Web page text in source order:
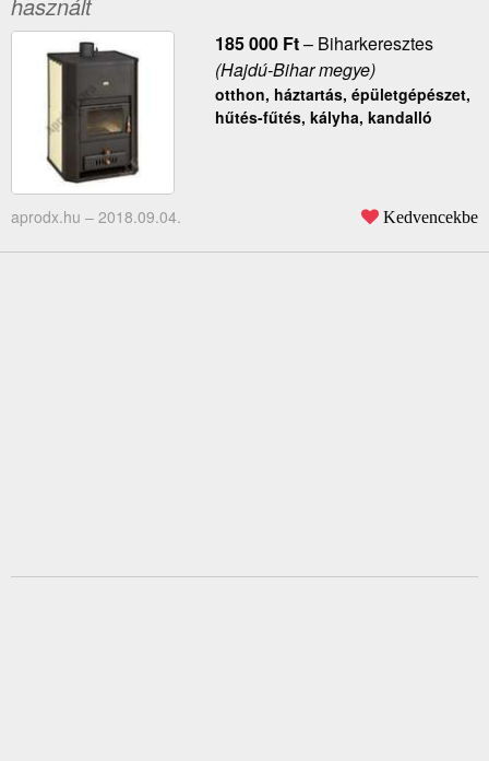
használt
185 000 Ft– Biharkeresztes
(Hajdú-Bihar megye)
otthon, háztartás, épületgépészet,
hűtés-fűtés, kályha, kandalló
aprodx.hu – 2018.09.04. Kedvencekbe